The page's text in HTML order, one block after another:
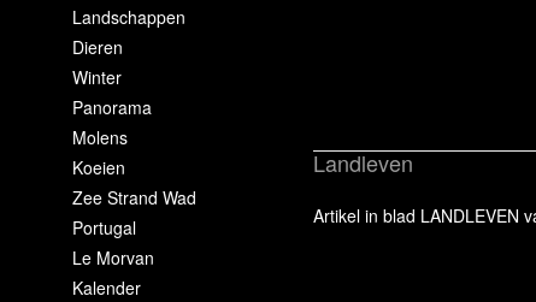
Landleven
Artikel in blad LANDLEVEN
Landschappen
Dieren
Winter
Panorama
Molens
Koeien
Zee Strand Wad
Portugal
Le Morvan
Kalender